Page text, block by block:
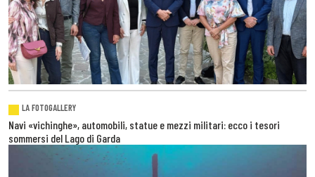
LA FOTOGALLERY
Navi «vichinghe», automobili, statue e mezzi militari: ecco i tesori
sommersi del Lago di Garda